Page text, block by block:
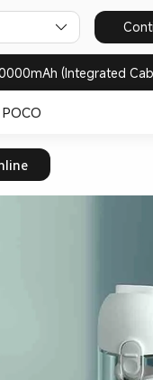
(Integrated
POCO